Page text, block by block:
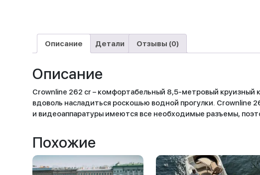
Описание Детали Отзывы (0)
Описание
Crownline 262 cr – комфортабельный 8,5-метровый круизный
вдоволь насладиться роскошью водной прогулки.
и видеоаппаратуры имеются все необходимые разъемы,
Похожие